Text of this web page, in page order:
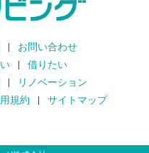
お問い合わせ
借りたい
リノベーション
規約 サイトマップ